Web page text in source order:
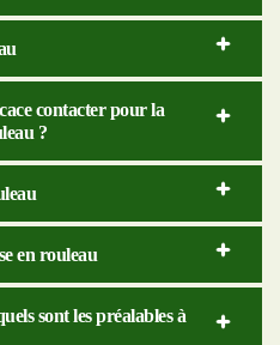
contacter pour la
?
en rouleau
sont les préalables à